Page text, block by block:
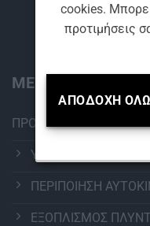
cookies.
προτιμήσεις
ΑΠΟΔΟΧΉ
ΜΕΝΟΥ:
ΠΡΟΪΟΝΤΑ
ΥΑΛΟΚΑΘΑΡΙΣΤΗΡΕΣ
ΠΕΡΙΠΟΙΗΣΗ
ΕΞΟΠΛΙΣΜΟΣ